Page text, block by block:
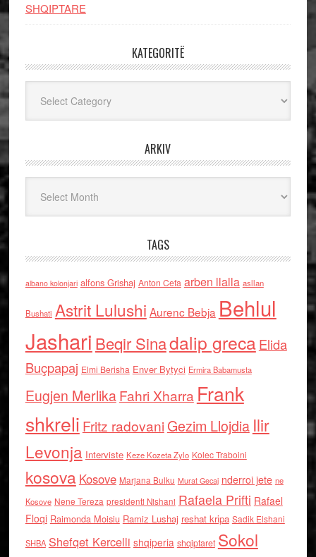
SHQIPTARE
KATEGORITË
ARKIV
TAGS
albano kolonjari alfons Grishaj Anton Cefa arben llalla asllan
Bushati Astrit Lulushi Aurenc Bebja Behlul
Jashari Beqir Sinadalip grecaElida
Buçpapaj Elmi Berisha Enver Bytyci Ermira Babamusta
Eugjen MerlikaFahri Xharra Frank
shkreli Fritz radovaniGezim Llojdia Ilir
Levonja Interviste Keze Kozeta Zylo Kolec Traboini
kosova Kosove Marjana Bulku Murat Gecaj nderroi jete ne
Kosove Nene Tereza presidenti Nishani Rafaela Prifti Rafael
Floqi Raimonda Moisiu Ramiz Lushaj reshat kripa Sadik Elshani
SHBA Shefqet Kercelli shqiperia shqiptaret Sokol